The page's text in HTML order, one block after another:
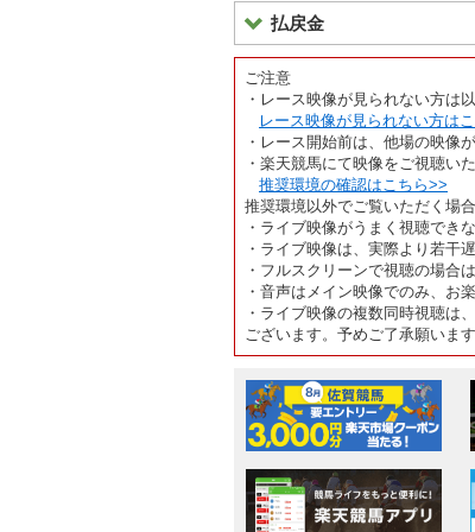
払戻金
ご注意
・レース映像が見られない方は
レース映像が見られない方は
・レース開始前は、他場の映像
・楽天競馬にて映像をご視聴い
推奨環境の確認はこちら>>
推奨環境以外でご覧いただく場
・ライブ映像がうまく視聴でき
・ライブ映像は、実際より若干
・フルスクリーンで視聴の場合
・音声はメイン映像でのみ、お
・ライブ映像の複数同時視聴は
ございます。予めご了承願います